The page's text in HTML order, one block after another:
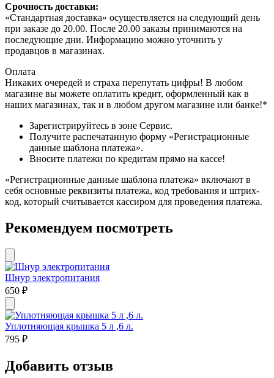
Срочность доставки:
«Стандартная доставка» осуществляется на следующий день
при заказе до 20.00. После 20.00 заказы принимаются на
последующие дни. Информацию можно уточнить у
продавцов в магазинах.
Оплата
Никаких очередей и страха перепутать цифры! В любом
магазине вы можете оплатить кредит, оформленный как в
наших магазинах, так и в любом другом магазине или банке!*
Зарегистрируйтесь в зоне Сервис.
Получите распечатанную форму «Регистрационные
данные шаблона платежа».
Вносите платежи по кредитам прямо на кассе!
«Регистрационные данные шаблона платежа» включают в
себя основные реквизиты платежа, код требования и штрих-
код, который считывается кассиром для проведения платежа.
Рекомендуем посмотреть
Шнур электропитания
650 ₽
Уплотняющая крышка 5 л ,6 л.
795 ₽
Добавить отзыв